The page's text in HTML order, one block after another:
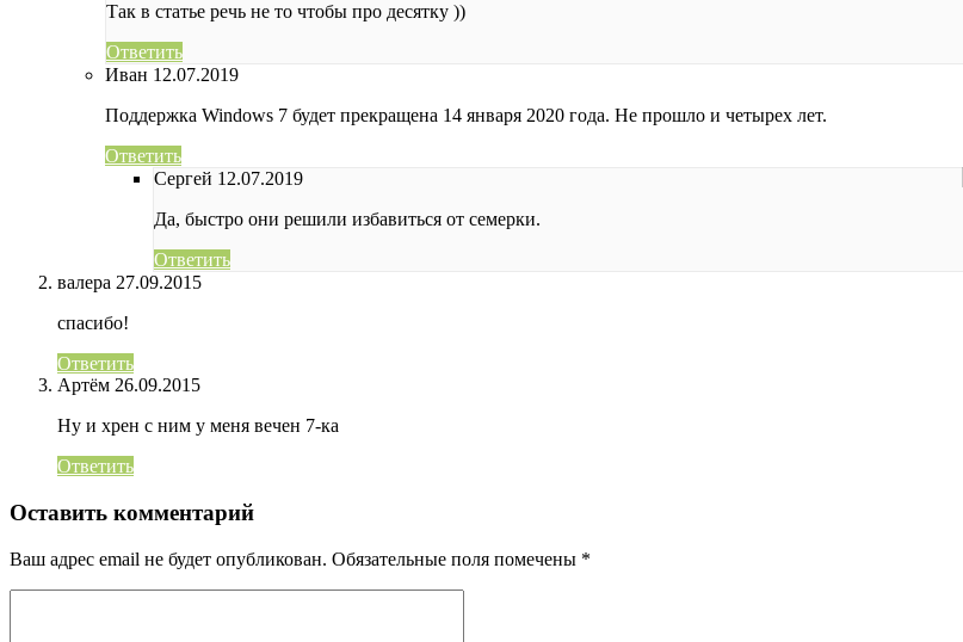
Так в статье речь не то чтобы про десятку ))
Ответить
Иван 12.07.2019
Поддержка Windows 7 будет прекращена 14 января 2020 года. Не прошло и четырех лет.
Ответить
Сергей 12.07.2019
Да, быстро они решили избавиться от семерки.
Ответить
валера 27.09.2015
спасибо!
Ответить
Артём 26.09.2015
Ну и хрен с ним у меня вечен 7-ка
Ответить
Оставить комментарий
Ваш адрес email не будет опубликован. Обязательные поля помечены *